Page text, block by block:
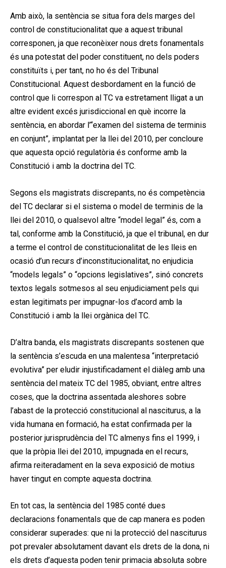
Amb això, la sentència se situa fora dels marges del
control de constitucionalitat que a aquest tribunal
corresponen, ja que reconèixer nous drets fonamentals
és una potestat del poder constituent, no dels poders
constituïts i, per tant, no ho és del Tribunal
Constitucional. Aquest desbordament en la funció de
control que li correspon al TC va estretament lligat a un
altre evident excés jurisdiccional en què incorre la
sentència, en abordar l’“examen del sistema de terminis
en conjunt”, implantat per la llei del 2010, per concloure
que aquesta opció regulatòria és conforme amb la
Constitució i amb la doctrina del TC.
Segons els magistrats discrepants, no és competència
del TC declarar si el sistema o model de terminis de la
llei del 2010, o qualsevol altre “model legal” és, com a
tal, conforme amb la Constitució, ja que el tribunal, en dur
a terme el control de constitucionalitat de les lleis en
ocasió d’un recurs d’inconstitucionalitat, no enjudicia
“models legals” o “opcions legislatives”, sinó concrets
textos legals sotmesos al seu enjudiciament pels qui
estan legitimats per impugnar-los d’acord amb la
Constitució i amb la llei orgànica del TC.
D’altra banda, els magistrats discrepants sostenen que
la sentència s’escuda en una malentesa “interpretació
evolutiva” per eludir injustificadament el diàleg amb una
sentència del mateix TC del 1985, obviant, entre altres
coses, que la doctrina assentada aleshores sobre
l’abast de la protecció constitucional al nasciturus, a la
vida humana en formació, ha estat confirmada per la
posterior jurisprudència del TC almenys fins el 1999, i
que la pròpia llei del 2010, impugnada en el recurs,
afirma reiteradament en la seva exposició de motius
haver tingut en compte aquesta doctrina.
En tot cas, la sentència del 1985 conté dues
declaracions fonamentals que de cap manera es poden
considerar superades: que ni la protecció del nasciturus
pot prevaler absolutament davant els drets de la dona, ni
els drets d’aquesta poden tenir primacia absoluta sobre